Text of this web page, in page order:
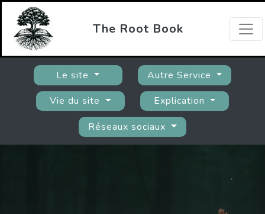
The Root Book
Le site
Autre Service
Vie du site
Explication
Réseaux sociaux